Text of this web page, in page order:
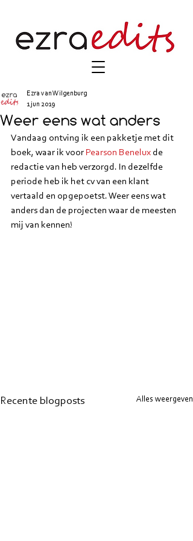
Weer eens wat anders
Ezra van Wilgenburg
1 jun 2019
Vandaag ontving ik een pakketje met dit
boek, waar ik voor Pearson Benelux de
redactie van heb verzorgd. In dezelfde
periode heb ik het cv van een klant
vertaald en opgepoetst. Weer eens wat
anders dan de projecten waar de meesten
mij van kennen!
Recente blogposts Alles weergeven